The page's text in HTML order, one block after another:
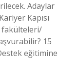
Adaylar
Kapısı
fakülteleri/
15
eğitimine